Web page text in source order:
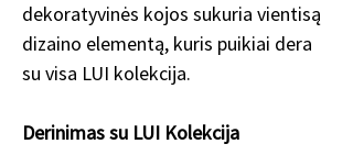
dekoratyvinės kojos sukuria vientisą
dizaino elementą, kuris puikiai dera
su visa LUI kolekcija.
Derinimas su LUI Kolekcija